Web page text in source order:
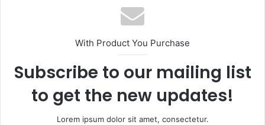
With Product You Purchase
Subscribe to our mailing list
to get the new updates!
Lorem ipsum dolor sit amet, consectetur.